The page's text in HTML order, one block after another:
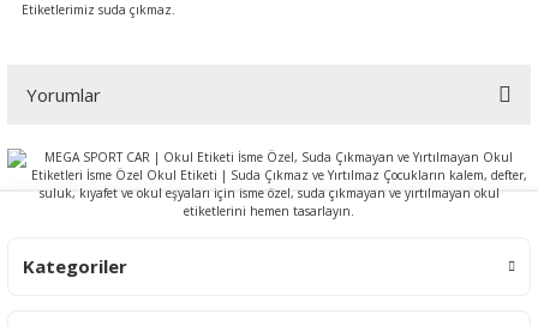
Etiketlerimiz suda çıkmaz.
Yorumlar
Bu ürüne ilk yorumu siz yapın!
Kategoriler